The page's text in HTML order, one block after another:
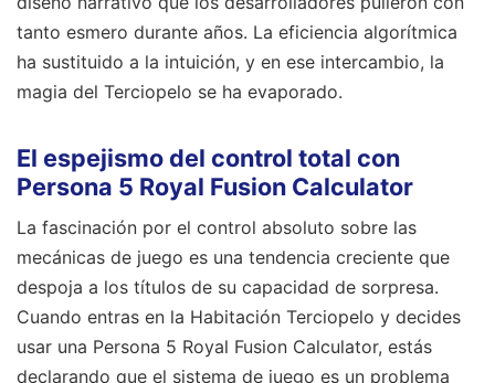
tanto esmero durante años. La eficiencia algorítmica
ha sustituido a la intuición, y en ese intercambio, la
magia del Terciopelo se ha evaporado.
El espejismo del control total con
Persona 5 Royal Fusion Calculator
La fascinación por el control absoluto sobre las
mecánicas de juego es una tendencia creciente que
despoja a los títulos de su capacidad de sorpresa.
Cuando entras en la Habitación Terciopelo y decides
usar una Persona 5 Royal Fusion Calculator, estás
declarando que el sistema de juego es un problema